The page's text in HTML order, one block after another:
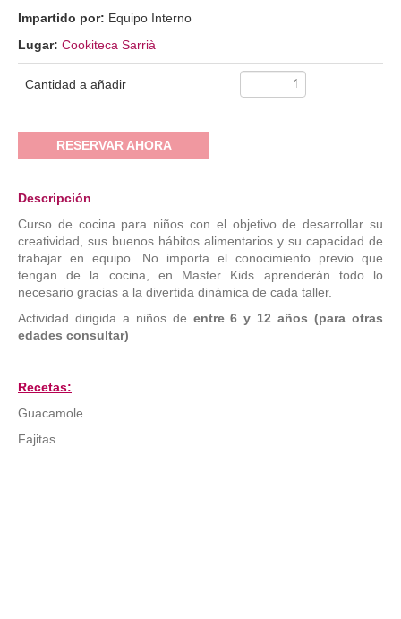
Impartido por: Equipo Interno
Lugar: Cookiteca Sarrià
Cantidad a añadir
RESERVAR AHORA
Descripción
Curso de cocina para niños con el objetivo de desarrollar su
creatividad, sus buenos hábitos alimentarios y su capacidad de
trabajar en equipo. No importa el conocimiento previo que
tengan de la cocina, en Master Kids aprenderán todo lo
necesario gracias a la divertida dinámica de cada taller.
Actividad dirigida a niños de entre 6 y 12 años (para otras
edades consultar)
Recetas:
Guacamole
Fajitas